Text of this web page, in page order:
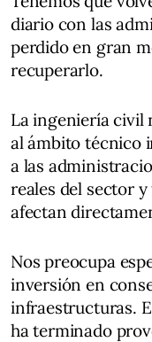
diario con las
perdido en gran
recuperarlo.
La ingeniería civil
al ámbito técnico
a las
reales del sector
afectan
Nos preocupa
inversión en
infraestructuras.
ha terminado